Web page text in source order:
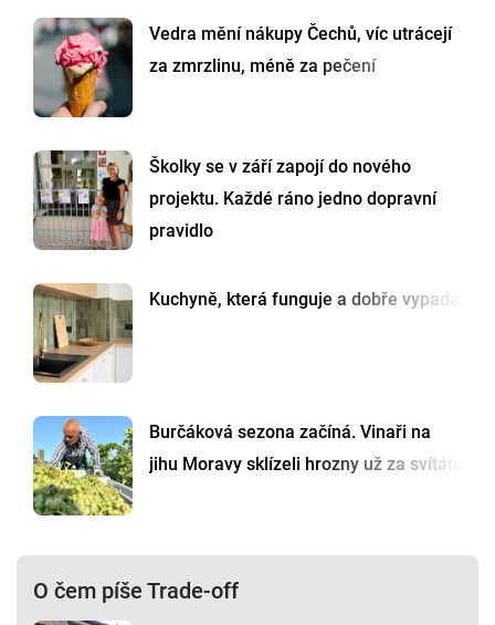
Vedra mění nákupy Čechů, víc utrácejí
za zmrzlinu, méně za pečení
Školky se v září zapojí do nového
projektu. Každé ráno jedno dopravní
pravidlo
Kuchyně, která funguje a dobře vypadá
Burčáková sezona začíná. Vinaři na
jihu Moravy sklízeli hrozny už za svítání
O čem píše Trade-off